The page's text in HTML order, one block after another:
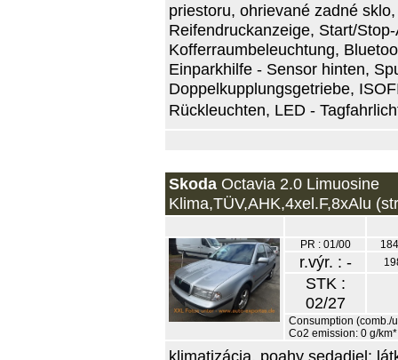
priestoru, ohrievané zadné
Reifendruckanzeige, Start/
Kofferraumbeleuchtung,
Einparkhilfe - Sensor hinten,
Doppelkupplungsgetriebe,
Rückleuchten, LED -
Skoda Octavia 2.0 Limuosine
Klima,TÜV,AHK,4xel.F,8xAlu
PR : 01/00
r.výr. : -
STK :
02/27
Consumption (comb./
Co2 emission: 0 g/km*
klimatizácia, poahy sedadiel: